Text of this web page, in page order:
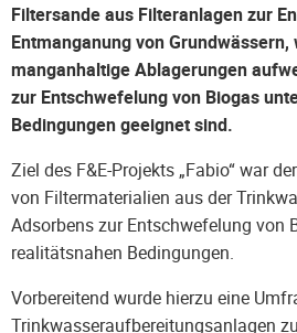
Filtersande aus Filteranlagen zur
Entmanganung von
manganhaltige Ablagerungen
zur Entschwefelung von Biogas
Bedingungen geeignet sind.
Ziel des F&E-Projekts „Fabio“ war
von Filtermaterialien aus der
Adsorbens zur Entschwefelung von
realitätsnahen Bedingungen.
Vorbereitend wurde hierzu eine
Trinkwasseraufbereitungsanlagen